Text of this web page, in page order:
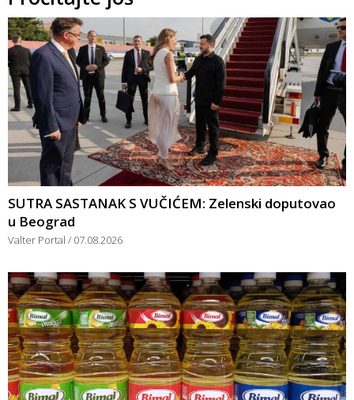
SUTRA SASTANAK S VUČIĆEM: Zelenski doputovao
u Beograd
Valter Portal 07.08.2026